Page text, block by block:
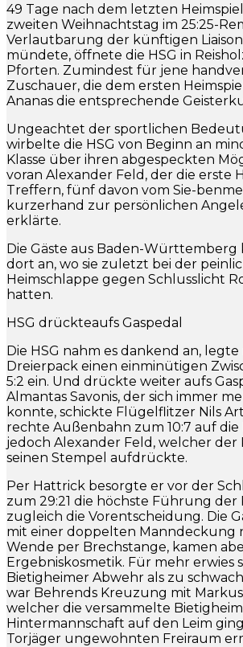
49 Tage nach dem letzten
zweiten Weihnachtstag im 25:25-
Verlautbarung der künftigen
mündete, öffnete die HSG in
Pforten. Zumindest für jene
Zuschauer, die dem ersten
Ananas die entsprechende
Ungeachtet der sportlichen
wirbelte die HSG von Beginn an
Klasse über ihren abgespeckten
voran Alexander Feld, der die erste
Treffern, fünf davon vom Sie-
kurzerhand zur persönlichen
erklärte.
Die Gäste aus Baden-
dort an, wo sie zuletzt bei der
Heimschlappe gegen Schlusslicht
hatten.
HSG drückteaufs Gaspedal
Die HSG nahm es dankend an,
Dreierpack einen einminütigen
5:2 ein. Und drückte weiter aufs
Almantas Savonis, der sich immer
konnte, schickte Flügelflitzer Nils
rechte Außenbahn zum 10:7 auf die
jedoch Alexander Feld, welcher der
seinen Stempel aufdrückte.
Per Hattrick besorgte er vor der
zum 29:21 die höchste Führung der
zugleich die Vorentscheidung. Die
mit einer doppelten Manndeckung
Wende per Brechstange, kamen
Ergebniskosmetik. Für mehr erwies
Bietigheimer Abwehr als zu
war Behrends Kreuzung mit
welcher die versammelte
Hintermannschaft auf den Leim
Torjäger ungewohnten Freiraum